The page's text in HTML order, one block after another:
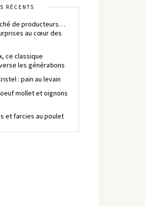
RÉCENTS
de producteurs…
au cœur des
ce classique
les générations
: pain au levain
mollet et oignons
et farcies au poulet